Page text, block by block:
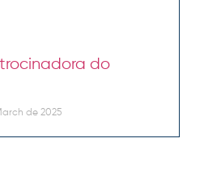
do
de 2025